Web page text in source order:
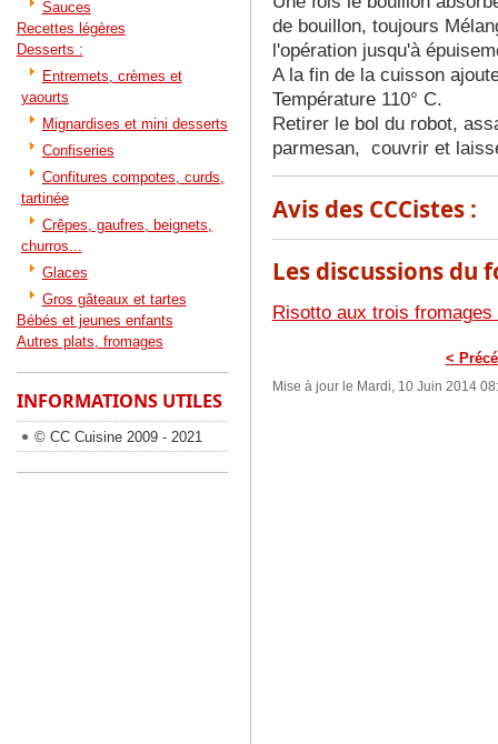
de bouillon, toujours
l'opération jusqu'à
A la fin de la cuisson
Température 110° C.
Retirer le bol du robot,
parmesan, couvrir et
Avis des CCCistes :
Les discussions du
Risotto aux trois
<
Mise à jour le Mardi, 10 Juin 2014
Sauces
Recettes légères
Desserts :
Entremets, crèmes et
yaourts
Mignardises et mini desserts
Confiseries
Confitures compotes, curds,
tartinée
Crêpes, gaufres, beignets,
churros...
Glaces
Gros gâteaux et tartes
Bébés et jeunes enfants
Autres plats, fromages
INFORMATIONS UTILES
© CC Cuisine 2009 - 2021